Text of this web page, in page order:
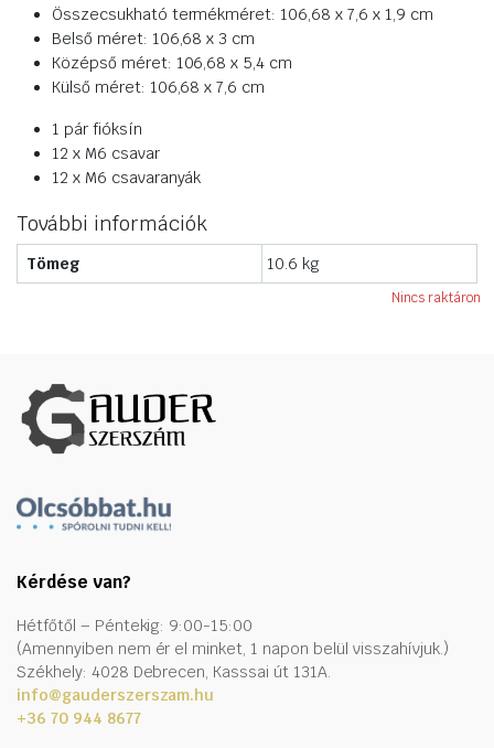
Összecsukható termékméret: 106,68 x 7,6 x 1,9 cm
Belső méret: 106,68 x 3 cm
Középső méret: 106,68 x 5,4 cm
Külső méret: 106,68 x 7,6 cm
1 pár fióksín
12 x M6 csavar
12 x M6 csavaranyák
További információk
Tömeg 10.6 kg
Nincs raktáron
Kérdése van?
Hétfőtől – Péntekig: 9:00-15:00
(Amennyiben nem ér el minket, 1 napon belül visszahívjuk.)
Székhely: 4028 Debrecen, Kasssai út 131A.
info@gauderszerszam.hu
+36 70 944 8677